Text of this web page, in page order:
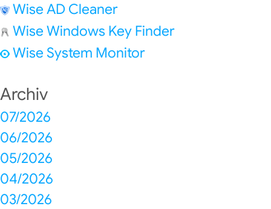
Wise AD Cleaner
Wise Windows Key Finder
Wise System Monitor
Archiv
07/2026
06/2026
05/2026
04/2026
03/2026